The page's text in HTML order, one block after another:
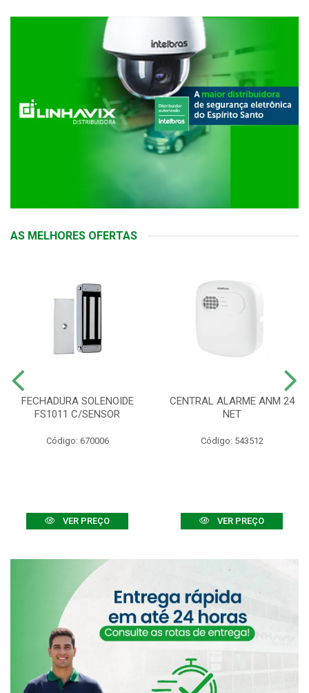
AS MELHORES OFERTAS
FECHADURA SOLENOIDE
FS1011 C/SENSOR
Código: 670006
VER PREÇO
CENTRAL ALARME ANM 24
NET
Código: 543512
VER PREÇO